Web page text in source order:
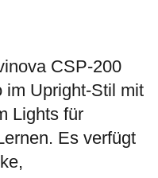
CSP-200
im Upright-Stil mit
Lights für
Es verfügt